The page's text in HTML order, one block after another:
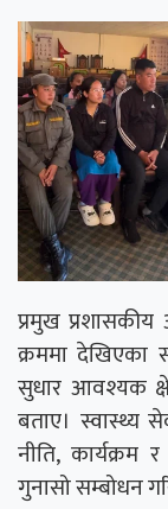
प्रमुख
क्रममा देखिएका
सुधार आवश्यक
बताए। स्वास्थ्य
नीति, कार्यक्रम
गुनासो सम्बोधन